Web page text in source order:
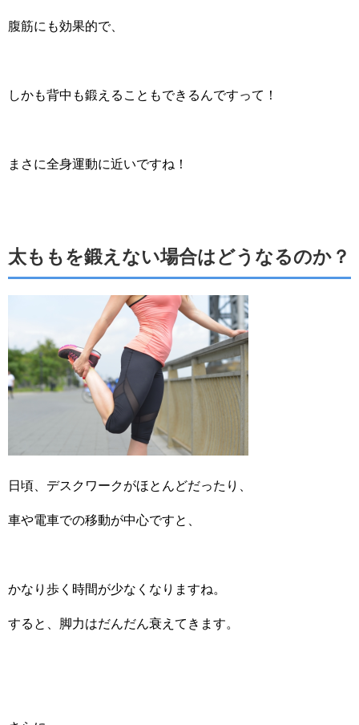
腹筋にも効果的で、
しかも背中も鍛えることもできるんですって！
まさに全身運動に近いですね！
太ももを鍛えない場合はどうなるのか？
日頃、デスクワークがほとんどだったり、
車や電車での移動が中心ですと、
かなり歩く時間が少なくなりますね。
すると、脚力はだんだん衰えてきます。